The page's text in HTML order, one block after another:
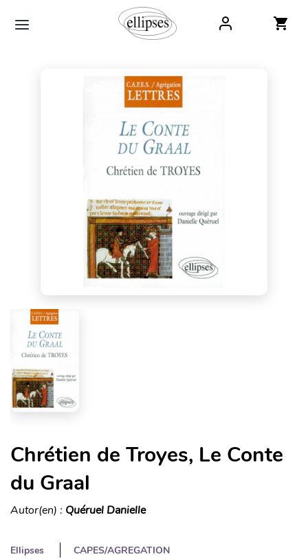
Chrétien de Troyes, Le Conte
du Graal
Autor(en) : Quéruel Danielle
Ellipses
CAPES/AGREGATION